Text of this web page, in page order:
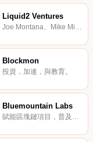
Liquid2 Ventures
Blockmon
投資，加速，與教育。
Bluemountain Labs
賦能區塊鏈項目，普及區塊鏈知識。